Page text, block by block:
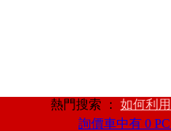
熱門搜索 ： 如何利
詢價車中有 0